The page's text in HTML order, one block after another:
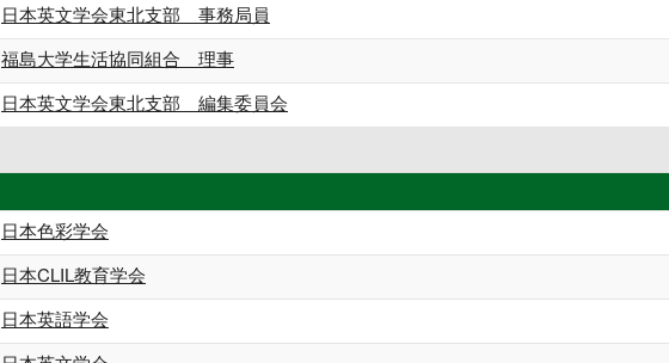
日本英文学会東北支部 事務局員
福島大学生活協同組合 理事
日本英文学会東北支部 編集委員会
日本色彩学会
日本CLIL教育学会
日本英語学会